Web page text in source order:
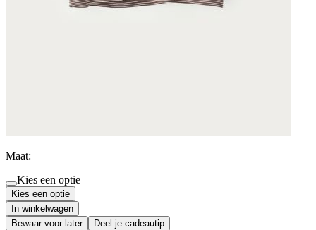
Maat:
Kies een optie
Kies een optie
In winkelwagen
Bewaar voor later
Deel je cadeautip